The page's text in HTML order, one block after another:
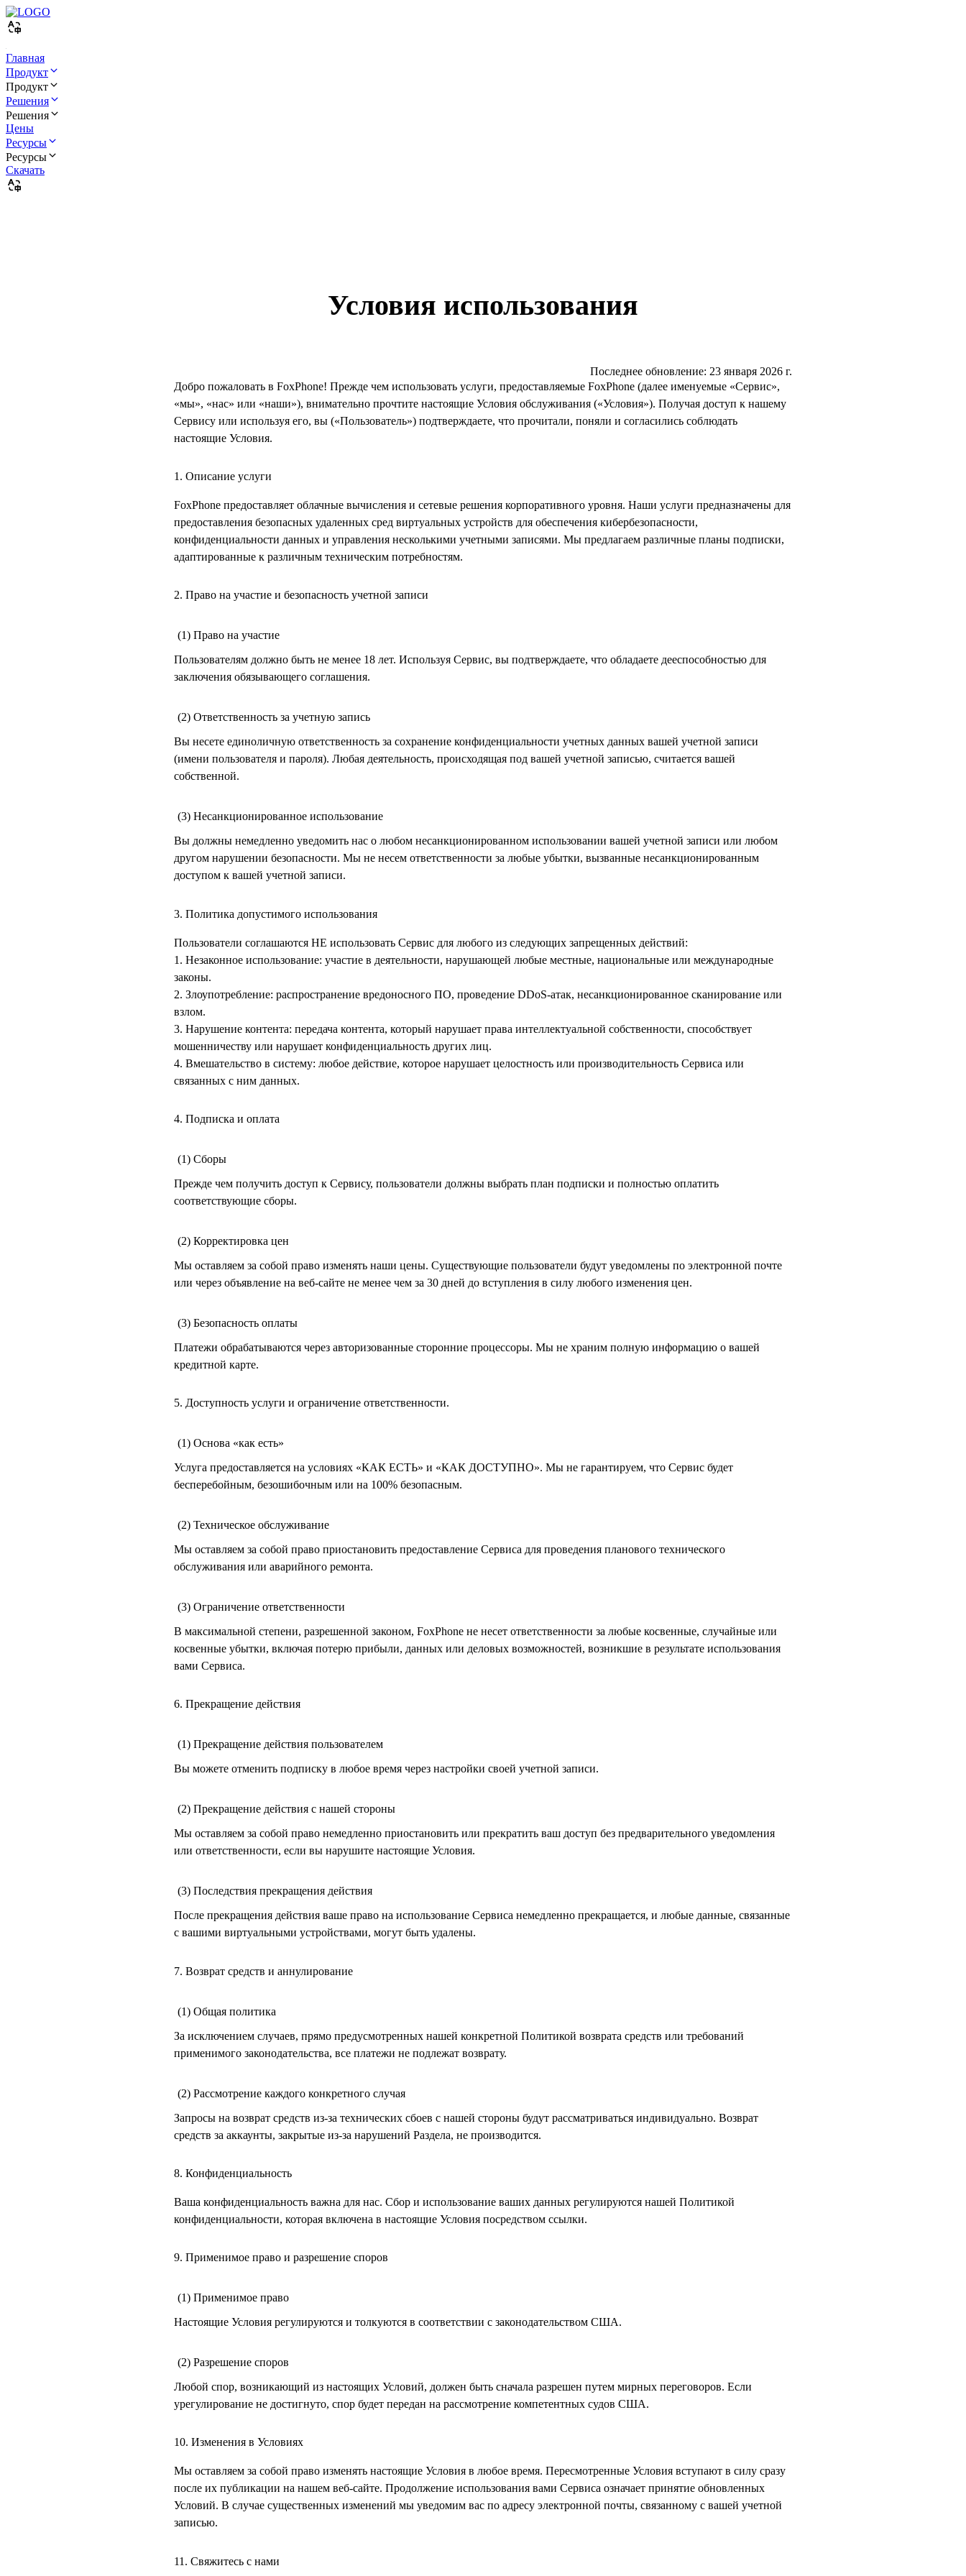
Главная
Продукт
Продукт
Решения
Решения
Цены
Ресурсы
Ресурсы
Скачать
Условия использования
Последнее обновление: 23 января 2026 г.
Добро пожаловать в FoxPhone! Прежде чем использовать услуги, предоставляемые FoxPhone (далее именуемые «Сервис»,
«мы», «нас» или «наши»), внимательно прочтите настоящие Условия обслуживания («Условия»). Получая доступ к нашему
Сервису или используя его, вы («Пользователь») подтверждаете, что прочитали, поняли и согласились соблюдать
настоящие Условия.
1. Описание услуги
FoxPhone предоставляет облачные вычисления и сетевые решения корпоративного уровня. Наши услуги предназначены для
предоставления безопасных удаленных сред виртуальных устройств для обеспечения кибербезопасности,
конфиденциальности данных и управления несколькими учетными записями. Мы предлагаем различные планы подписки,
адаптированные к различным техническим потребностям.
2. Право на участие и безопасность учетной записи
(1) Право на участие
Пользователям должно быть не менее 18 лет. Используя Сервис, вы подтверждаете, что обладаете дееспособностью для
заключения обязывающего соглашения.
(2) Ответственность за учетную запись
Вы несете единоличную ответственность за сохранение конфиденциальности учетных данных вашей учетной записи
(имени пользователя и пароля). Любая деятельность, происходящая под вашей учетной записью, считается вашей
собственной.
(3) Несанкционированное использование
Вы должны немедленно уведомить нас о любом несанкционированном использовании вашей учетной записи или любом
другом нарушении безопасности. Мы не несем ответственности за любые убытки, вызванные несанкционированным
доступом к вашей учетной записи.
3. Политика допустимого использования
Пользователи соглашаются НЕ использовать Сервис для любого из следующих запрещенных действий:
1. Незаконное использование: участие в деятельности, нарушающей любые местные, национальные или международные
законы.
2. Злоупотребление: распространение вредоносного ПО, проведение DDoS-атак, несанкционированное сканирование или
взлом.
3. Нарушение контента: передача контента, который нарушает права интеллектуальной собственности, способствует
мошенничеству или нарушает конфиденциальность других лиц.
4. Вмешательство в систему: любое действие, которое нарушает целостность или производительность Сервиса или
связанных с ним данных.
4. Подписка и оплата
(1) Сборы
Прежде чем получить доступ к Сервису, пользователи должны выбрать план подписки и полностью оплатить
соответствующие сборы.
(2) Корректировка цен
Мы оставляем за собой право изменять наши цены. Существующие пользователи будут уведомлены по электронной почте
или через объявление на веб-сайте не менее чем за 30 дней до вступления в силу любого изменения цен.
(3) Безопасность оплаты
Платежи обрабатываются через авторизованные сторонние процессоры. Мы не храним полную информацию о вашей
кредитной карте.
5. Доступность услуги и ограничение ответственности.
(1) Основа «как есть»
Услуга предоставляется на условиях «КАК ЕСТЬ» и «КАК ДОСТУПНО». Мы не гарантируем, что Сервис будет
бесперебойным, безошибочным или на 100% безопасным.
(2) Техническое обслуживание
Мы оставляем за собой право приостановить предоставление Сервиса для проведения планового технического
обслуживания или аварийного ремонта.
(3) Ограничение ответственности
В максимальной степени, разрешенной законом, FoxPhone не несет ответственности за любые косвенные, случайные или
косвенные убытки, включая потерю прибыли, данных или деловых возможностей, возникшие в результате использования
вами Сервиса.
6. Прекращение действия
(1) Прекращение действия пользователем
Вы можете отменить подписку в любое время через настройки своей учетной записи.
(2) Прекращение действия с нашей стороны
Мы оставляем за собой право немедленно приостановить или прекратить ваш доступ без предварительного уведомления
или ответственности, если вы нарушите настоящие Условия.
(3) Последствия прекращения действия
После прекращения действия ваше право на использование Сервиса немедленно прекращается, и любые данные, связанные
с вашими виртуальными устройствами, могут быть удалены.
7. Возврат средств и аннулирование
(1) Общая политика
За исключением случаев, прямо предусмотренных нашей конкретной Политикой возврата средств или требований
применимого законодательства, все платежи не подлежат возврату.
(2) Рассмотрение каждого конкретного случая
Запросы на возврат средств из-за технических сбоев с нашей стороны будут рассматриваться индивидуально. Возврат
средств за аккаунты, закрытые из-за нарушений Раздела, не производится.
8. Конфиденциальность
Ваша конфиденциальность важна для нас. Сбор и использование ваших данных регулируются нашей Политикой
конфиденциальности, которая включена в настоящие Условия посредством ссылки.
9. Применимое право и разрешение споров
(1) Применимое право
Настоящие Условия регулируются и толкуются в соответствии с законодательством США.
(2) Разрешение споров
Любой спор, возникающий из настоящих Условий, должен быть сначала разрешен путем мирных переговоров. Если
урегулирование не достигнуто, спор будет передан на рассмотрение компетентных судов США.
10. Изменения в Условиях
Мы оставляем за собой право изменять настоящие Условия в любое время. Пересмотренные Условия вступают в силу сразу
после их публикации на нашем веб-сайте. Продолжение использования вами Сервиса означает принятие обновленных
Условий. В случае существенных изменений мы уведомим вас по адресу электронной почты, связанному с вашей учетной
записью.
11. Свяжитесь с нами